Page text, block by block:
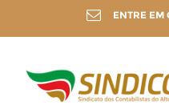
ENTRE EM